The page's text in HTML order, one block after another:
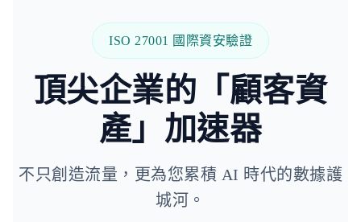
ISO 27001 國際資安驗證
頂尖企業的「顧客資
產」加速器
不只創造流量，更為您累積 AI 時代的數據護
城河。